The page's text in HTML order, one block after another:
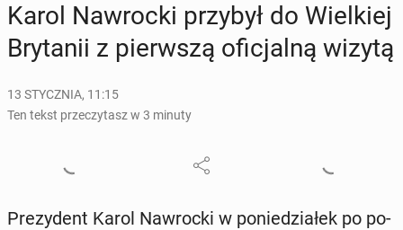
Karol Na­wroc­ki przybył do Wiel­kiej
Bry­ta­nii z pierw­szą ofi­cjal­ną wizytą
13 STYCZNIA, 11:15
Ten tekst przeczytasz w 3 minuty
Pre­zy­dent Karol Na­wroc­ki w po­nie­dzia­łek po po­